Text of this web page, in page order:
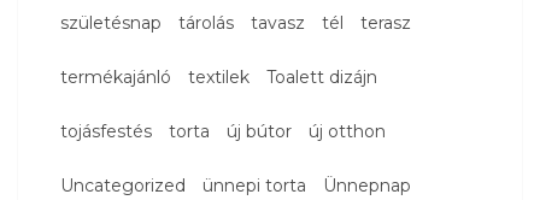
születésnap tárolás tavasz tél terasz
termékajánló textilek Toalett dizájn
tojásfestés torta új bútor új otthon
Uncategorized ünnepi torta Ünnepnap